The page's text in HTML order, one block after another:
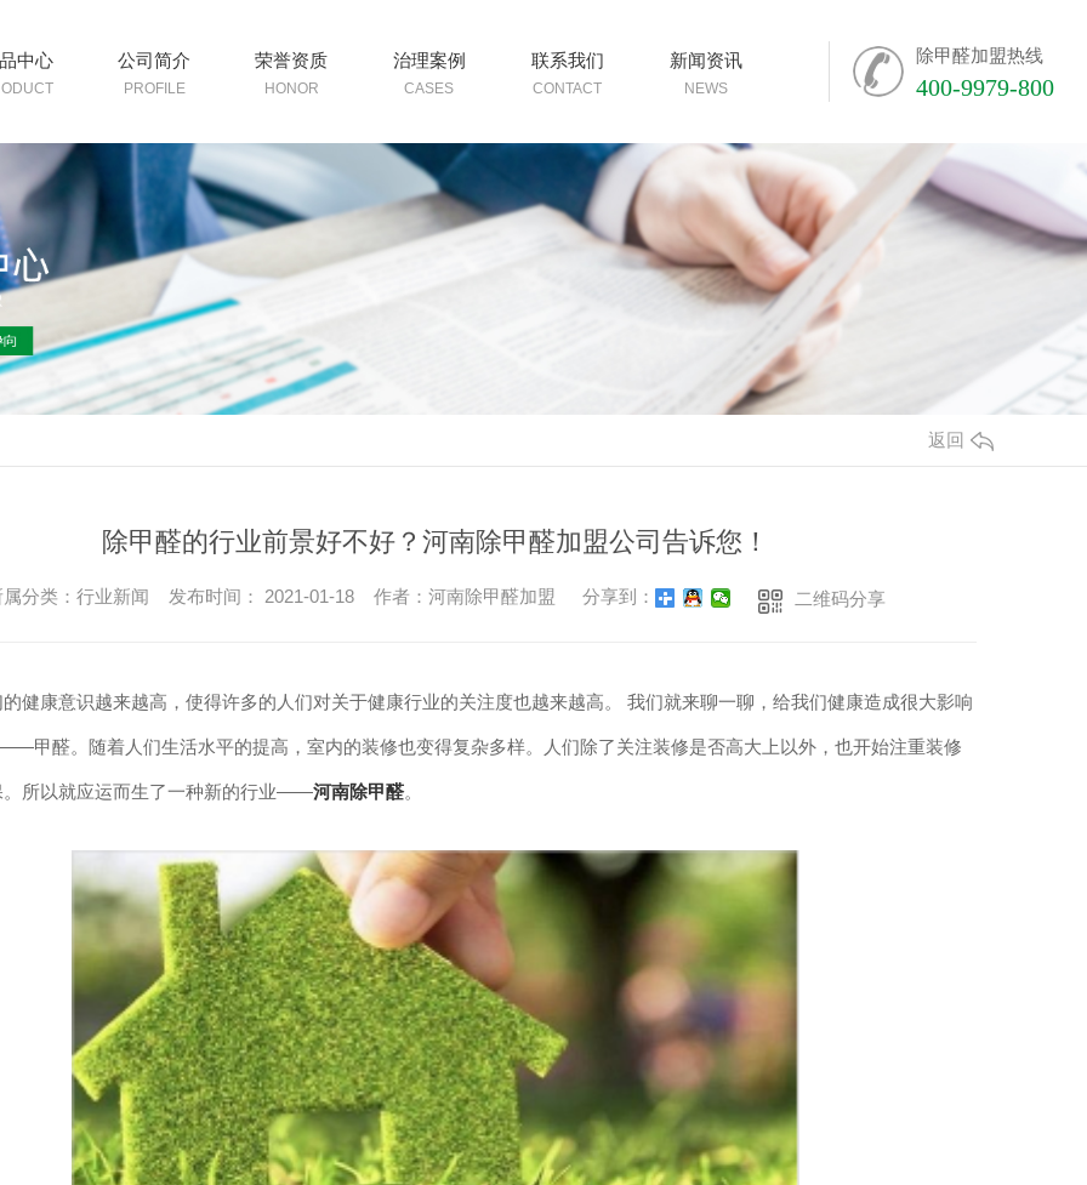
除甲醛加盟热线
400-9979-800
中心 公司简介
PROFILE
荣誉资质
HONOR
治理案例
CASES
联系我们
CONTACT
新闻资讯
NEWS
返回
除甲醛的行业前景好不好？河南除甲醛加盟公司告诉您！
属分类：行业新闻 发布时间： 2021-01-18 作者：河南除甲醛加盟 分享到： 二维码分享
健康意识越来越高，使得许多的人们对关于健康行业的关注度也越来越高。 我们就来聊一聊，给我们健康造成很大影响
甲醛。随着人们生活水平的提高，室内的装修也变得复杂多样。人们除了关注装修是否高大上以外，也开始注重装修
。所以就应运而生了一种新的行业——河南除甲醛。